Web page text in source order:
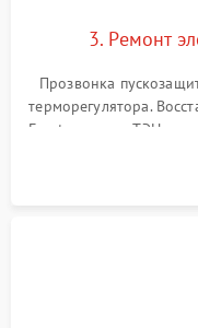
3. Ремонт
Прозвонка
терморегулятора.
Frost, включая ТЭН
платы